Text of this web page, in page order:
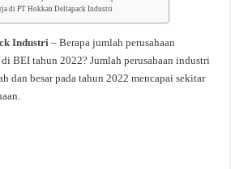
di PT Hokkan Deltapack Industri
Industri – Berapa jumlah perusahaan
BEI tahun 2022? Jumlah perusahaan industri
dan besar pada tahun 2022 mencapai sekitar